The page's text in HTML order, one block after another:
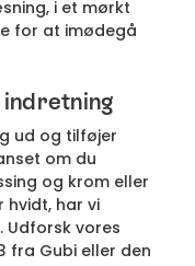
i et mørkt
for at imødegå
ud og tilføjer
om du
og krom eller
hvidt, har vi
Udforsk vores
fra Gubi eller den